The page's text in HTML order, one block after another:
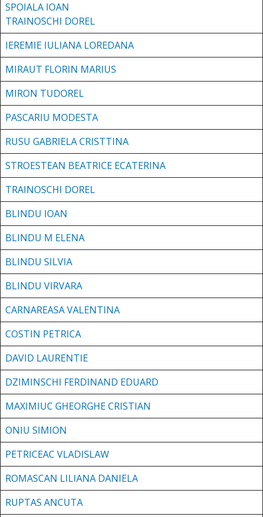
SPOIALA IOAN
TRAINOSCHI DOREL
IEREMIE IULIANA LOREDANA
MIRAUT FLORIN MARIUS
MIRON TUDOREL
PASCARIU MODESTA
RUSU GABRIELA CRISTTINA
STROESTEAN BEATRICE ECATERINA
TRAINOSCHI DOREL
BLINDU IOAN
BLINDU M ELENA
BLINDU SILVIA
BLINDU VIRVARA
CARNAREASA VALENTINA
COSTIN PETRICA
DAVID LAURENTIE
DZIMINSCHI FERDINAND EDUARD
MAXIMIUC GHEORGHE CRISTIAN
ONIU SIMION
PETRICEAC VLADISLAW
ROMASCAN LILIANA DANIELA
RUPTAS ANCUTA